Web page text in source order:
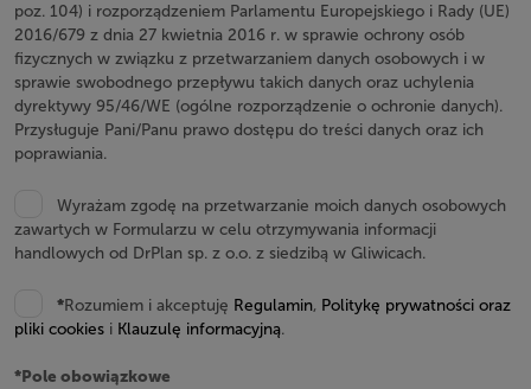
poz. 104) i rozporządzeniem Parlamentu Europejskiego i Rady (UE)
2016/679 z dnia 27 kwietnia 2016 r. w sprawie ochrony osób
fizycznych w związku z przetwarzaniem danych osobowych i w
sprawie swobodnego przepływu takich danych oraz uchylenia
dyrektywy 95/46/WE (ogólne rozporządzenie o ochronie danych).
Przysługuje Pani/Panu prawo dostępu do treści danych oraz ich
poprawiania.
Wyrażam zgodę na przetwarzanie moich danych osobowych
zawartych w Formularzu w celu otrzymywania informacji
handlowych od DrPlan sp. z o.o. z siedzibą w Gliwicach.
*Rozumiem i akceptuję Regulamin, Politykę prywatności oraz
pliki cookies i Klauzulę informacyjną.
*Pole obowiązkowe